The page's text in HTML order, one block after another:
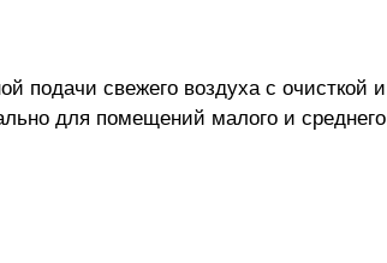
подачи свежего воздуха с очисткой и
для помещений малого и среднего